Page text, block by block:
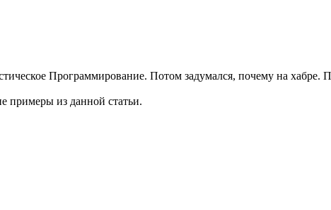
Программирование. Потом задумался, почему на хабре.
примеры из данной статьи.